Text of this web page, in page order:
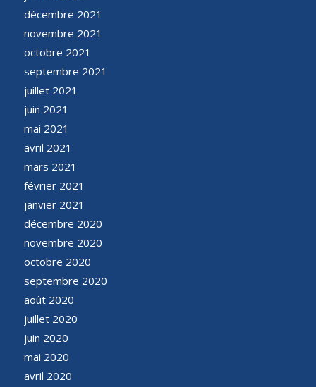
décembre 2021
novembre 2021
octobre 2021
septembre 2021
juillet 2021
juin 2021
mai 2021
avril 2021
mars 2021
février 2021
janvier 2021
décembre 2020
novembre 2020
octobre 2020
septembre 2020
août 2020
juillet 2020
juin 2020
mai 2020
avril 2020